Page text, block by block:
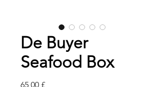
De Buyer
Seafood Box
65,00 £Τιμή